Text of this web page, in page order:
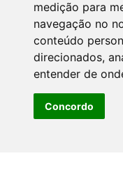
medição para
navegação no
conteúdo
direcionados,
entender de
Concordo